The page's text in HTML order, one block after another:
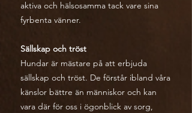
aktiva och hälsosamma tack vare sina
fyrbenta vänner.
Sällskap och tröst
Hundar är mästare på att erbjuda
sällskap och tröst. De förstår ibland våra
känslor bättre än människor och kan
vara där för oss i ögonblick av sorg,